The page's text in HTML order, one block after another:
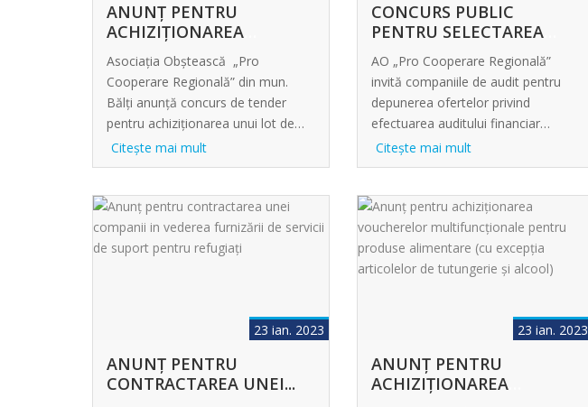
ANUNȚ PENTRU
ACHIZIȚIONAREA
VOUCHERELOR...
Asociația Obștească „Pro
Cooperare Regională” din mun.
Bălți anunță concurs de tender
pentru achiziționarea unui lot de
1000 vouchere multifuncționale, cu
valoarea nominală de 700 MDL
Anunțul de tender este lansat în
cadrul proiectului „Rapid and
flexible assistance to address the
Citeşte mai mult
СONCURS PUBLIC
PENTRU SELECTAREA
UNEI...
AO „Pro Cooperare Regională”
invită companiile de audit pentru
depunerea ofertelor privind
efectuarea auditului financiar…
Citeşte mai mult
23 ian. 2023
ANUNȚ PENTRU
CONTRACTAREA UNEI...
23 ian. 2023
ANUNȚ PENTRU
ACHIZIȚIONAREA